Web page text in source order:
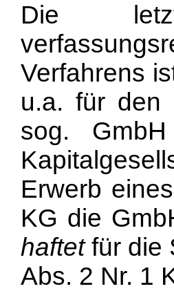
Die
Verfahrens
u.a. für den
sog.
Erwerb
KG die
haftetfür die
Abs. 2 Nr. 1